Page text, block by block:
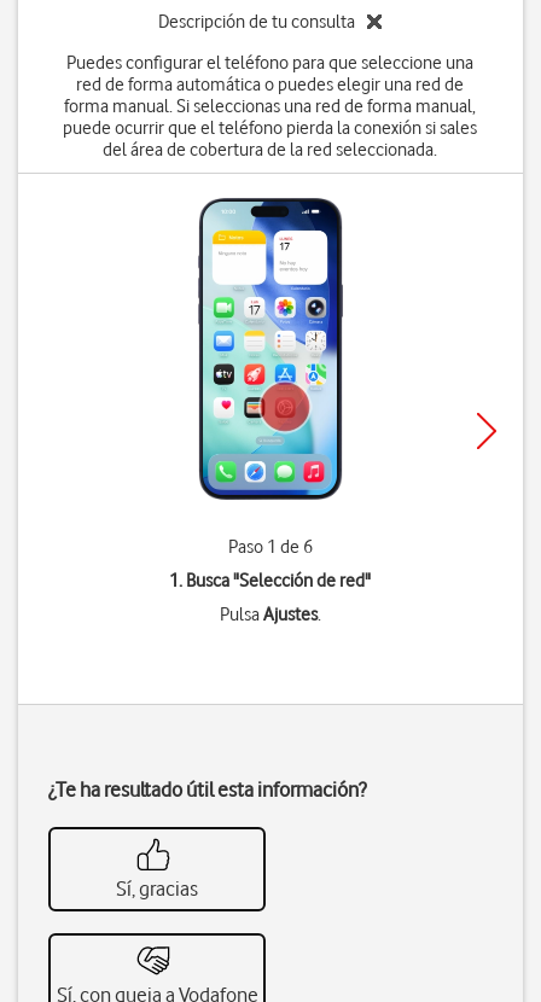
Descripción de tu consulta
Puedes configurar el teléfono para que seleccione una
red de forma automática o puedes elegir una red de
forma manual. Si seleccionas una red de forma manual,
puede ocurrir que el teléfono pierda la conexión si sales
del área de cobertura de la red seleccionada.
Paso 1 de 6
1. Busca "Selección de red"
PulsaAjustes.
¿Te ha resultado útil esta información?
Sí, gracias
Sí, con queja a Vodafone